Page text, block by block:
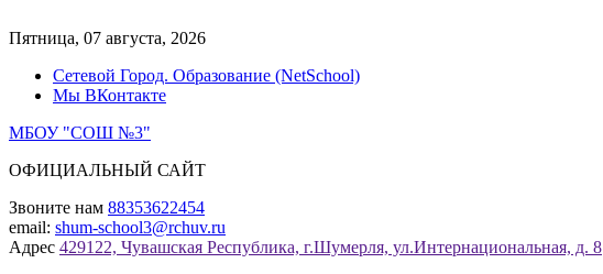
к
Пятница, 07 августа, 2026
Сетевой Город. Образование (NetSchool)
Мы ВКонтакте
МБОУ "СОШ №3"
ОФИЦИАЛЬНЫЙ САЙТ
Звоните нам 88353622454
email: shum-school3@rchuv.ru
Адрес 429122, Чувашская Республика, г.Шумерля, ул.Интернациональная, д. 8